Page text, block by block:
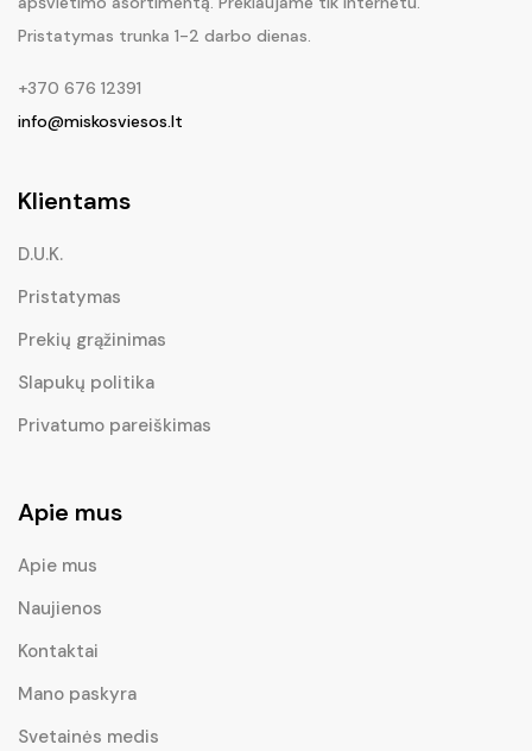
Pristatymas trunka 1-2 darbo dienas.
+370 676 12391
info@miskosviesos.lt
Klientams
D.U.K.
Pristatymas
Prekių grąžinimas
Slapukų politika
Privatumo pareiškimas
Apie mus
Apie mus
Naujienos
Kontaktai
Mano paskyra
Svetainės medis